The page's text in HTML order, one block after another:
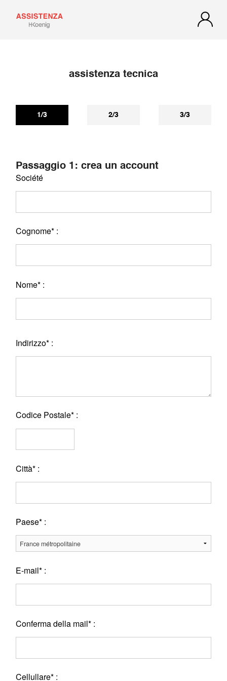
assistenza tecnica
1/3 2/3 3/3
Passaggio 1: crea un account
Société
Cognome* :
Nome* :
Indirizzo* :
Codice Postale* :
Città* :
Paese* :
E-mail* :
Conferma della mail* :
Cellullare* :